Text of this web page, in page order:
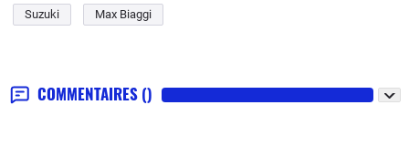
Suzuki Max Biaggi
COMMENTAIRES ()